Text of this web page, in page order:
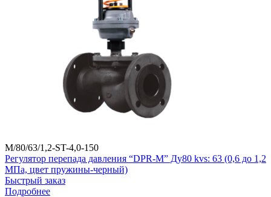
M/80/63/1,2-ST-4,0-150
Регулятор перепада давления “DPR-M” Ду80 kvs: 63 (0,6 до 1,2
МПа, цвет пружины-черный)
Быстрый заказ
Подробнее